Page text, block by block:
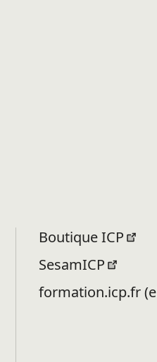
Boutique ICP
SesamICP
formation.icp.fr